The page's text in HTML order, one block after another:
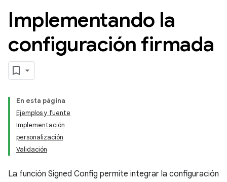
Implementando la
configuración firmada
En esta página
Ejemplos y fuente
Implementación
personalización
Validación
La función Signed Config permite integrar la configuración